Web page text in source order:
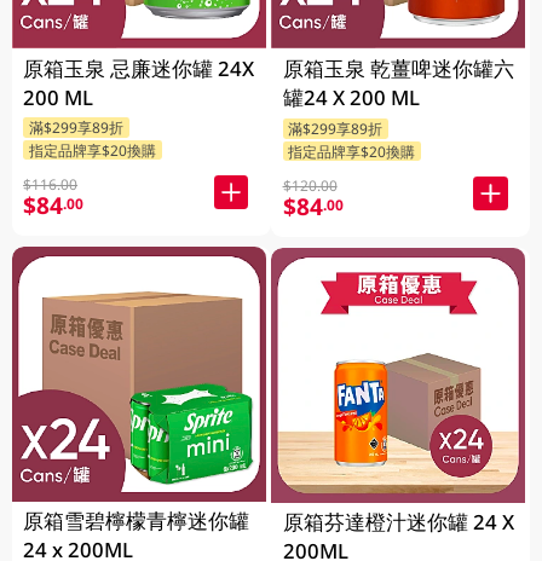
原箱玉泉 忌廉迷你罐 24X
200 ML
滿$299享89折
指定品牌享$20換購
$116.00
$84.00
原箱雪碧檸檬青檸迷你罐
24 x 200ML
原箱玉泉 乾薑啤迷你罐六
罐24 X 200 ML
滿$299享89折
指定品牌享$20換購
$120.00
$84.00
原箱芬達橙汁迷你罐 24 X
200ML